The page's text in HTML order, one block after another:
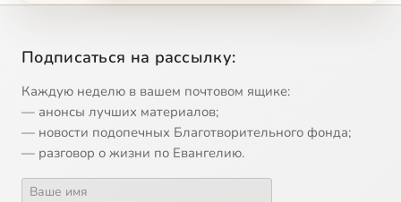
11 011 - Второй член Символа Веры
12 012 - Третий член Символа Веры
13 013 - Четвертый член Символа Веры
14 014 - Пятый и шестой член Символа Веры
Подписаться на рассылку:
Каждую неделю в вашем почтовом ящике:
— анонсы лучших материалов;
— новости подопечных Благотворительного фонда;
— разговор о жизни по Евангелию.